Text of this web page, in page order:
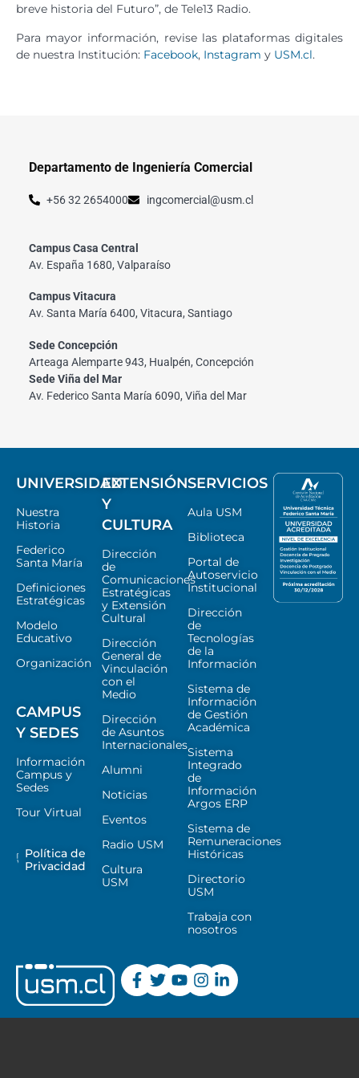
breve historia del Futuro”, de Tele13 Radio.
Para mayor información, revise las plataformas digitales
de nuestra Institución: Facebook, Instagram y USM.cl.
Departamento de Ingeniería Comercial
+56 32 2654000 ingcomercial@usm.cl
Campus Casa Central
Av. España 1680, Valparaíso
Campus Vitacura
Av. Santa María 6400, Vitacura, Santiago
Sede Concepción
Arteaga Alemparte 943, Hualpén, Concepción
Sede Viña del Mar
Av. Federico Santa María 6090, Viña del Mar
UNIVERSIDAD
Nuestra
Historia
Federico
Santa María
Definiciones
Estratégicas
Modelo
Educativo
Organización
CAMPUS
Y SEDES
Información
Campus y
Sedes
Tour Virtual
Política de
Privacidad
EXTENSIÓN
Y
CULTURA
Dirección
de
Comunicaciones
Estratégicas
y Extensión
Cultural
Dirección
General de
Vinculación
con el
Medio
Dirección
de Asuntos
Internacionales
Alumni
Noticias
Eventos
Radio USM
Cultura
USM
SERVICIOS
Aula USM
Biblioteca
Portal de
Autoservicio
Institucional
Dirección
de
Tecnologías
de la
Información
Sistema de
Información
de Gestión
Académica
Sistema
Integrado
de
Información
Argos ERP
Sistema de
Remuneraciones
Históricas
Directorio
USM
Trabaja con
nosotros